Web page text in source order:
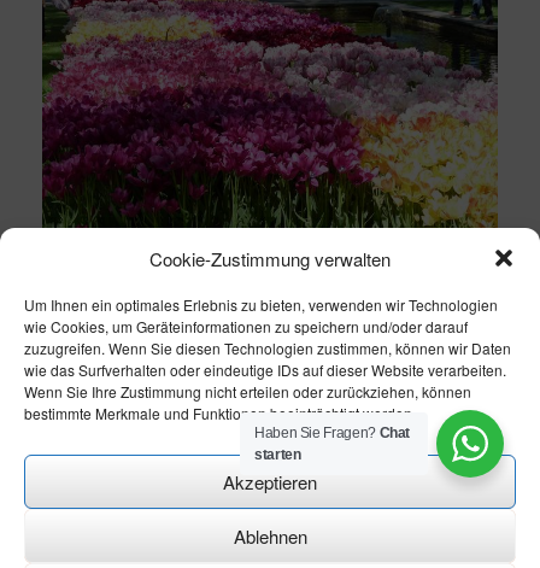
Cookie-Zustimmung verwalten
Um Ihnen ein optimales Erlebnis zu bieten, verwenden wir Technologien
wie Cookies, um Geräteinformationen zu speichern und/oder darauf
zuzugreifen. Wenn Sie diesen Technologien zustimmen, können wir Daten
wie das Surfverhalten oder eindeutige IDs auf dieser Website verarbeiten.
Wenn Sie Ihre Zustimmung nicht erteilen oder zurückziehen, können
bestimmte Merkmale und Funktionen beeinträchtigt werden.
Akzeptieren
Ablehnen
CN-Homepageservice
Haben Sie Fragen? Chat
starten